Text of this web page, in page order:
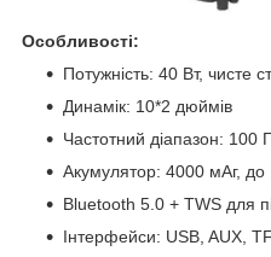
Особливості:
Потужність: 40 Вт, чисте
Динамік: 10*2 дюймів
Частотний діапазон: 100
Акумулятор: 4000 мАг, до
Bluetooth 5.0 + TWS для
Інтерфейси: USB, AUX,